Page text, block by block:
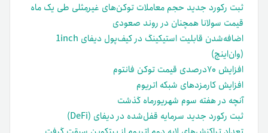
ثبت رکورد جدید حجم معاملات توکن‌های غیرمِثلی طی یک ماه
قیمت سولانا همچنان در روند صعودی
اضافه‌شدن قابلیت استیکینگ‌ در کیف‌‌پول دیفای 1inch
(وان‌اینچ)
افزایش ۷۰درصدی قیمت توکن فانتوم
افزایش کارمزدهای شبکه اتریوم
آنچه در هفته سوم شهریور‌ماه گذشت
ثبت رکورد جدید سرمایه قفل‌شده در دیفای (DeFi)